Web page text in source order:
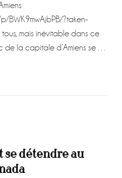
BWK9mwAjbPB/?taken-
mais inévitable dans ce
la capitale d’Amiens se …
se détendre au